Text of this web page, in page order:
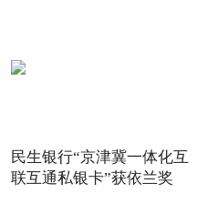
民生银行“京津冀一体化互
联互通私银卡”获依兰奖